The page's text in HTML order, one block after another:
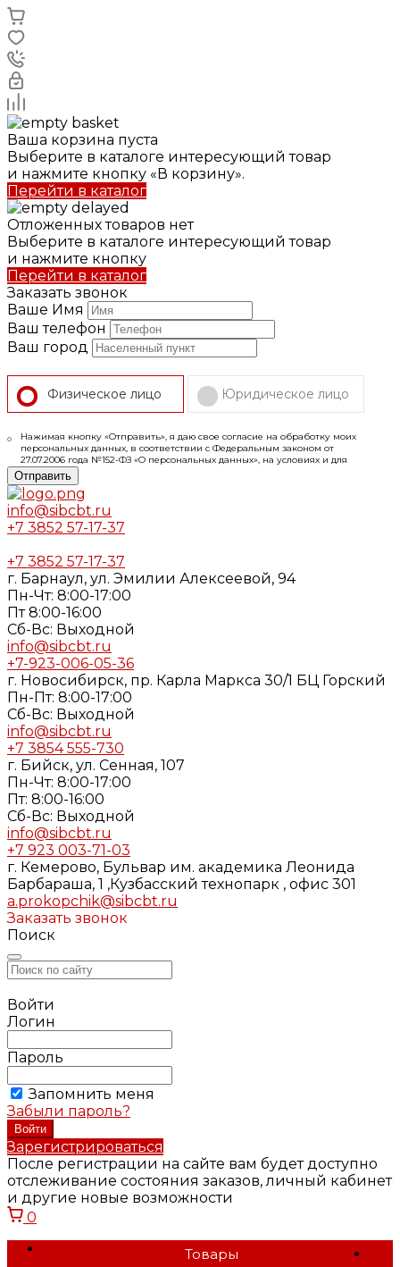
Ваша корзина пуста
Выберите в каталоге интересующий товар
и нажмите кнопку «В корзину».
Перейти в каталог
Отложенных товаров нет
Выберите в каталоге интересующий товар
и нажмите кнопку
Перейти в каталог
Заказать звонок
Ваше Имя
Ваш телефон
Ваш город
Физическое лицо Юридическое лицо
Нажимая кнопку «Отправить», я даю свое согласие на обработку моих
персональных данных, в соответствии с Федеральным законом от
27.07.2006 года №152-ФЗ «О персональных данных», на условиях и для
целей, определенных в
Политике конфиденциальности
Отправить
info@sibcbt.ru
+7 3852 57-17-37
+7 3852 57-17-37
г. Барнаул, ул. Эмилии Алексеевой, 94
Пн-Чт: 8:00-17:00
Пт 8:00-16:00
Cб-Вс: Выходной
info@sibcbt.ru
+7-923-006-05-36
г. Новосибирск, пр. Карла Маркса 30/1 БЦ Горский
Пн-Пт: 8:00-17:00
Cб-Вс: Выходной
info@sibcbt.ru
+7 3854 555-730
г. Бийск, ул. Сенная, 107
Пн-Чт: 8:00-17:00
Пт: 8:00-16:00
Cб-Вс: Выходной
info@sibcbt.ru
+7 923 003-71-03
г. Кемерово, Бульвар им. академика Леонида
Барбараша, 1 ,Кузбасский технопарк , офис 301
a.prokopchik@sibcbt.ru
Заказать звонок
Поиск
Войти
Логин
Пароль
Запомнить меня
Забыли пароль?
Зарегистрироваться
После регистрации на сайте вам будет доступно
отслеживание состояния заказов, личный кабинет
и другие новые возможности
0
Товары